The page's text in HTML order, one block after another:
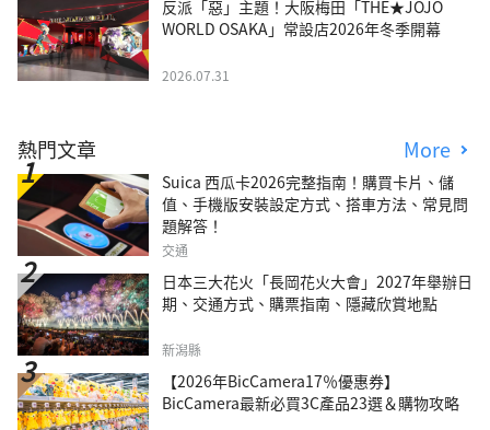
反派「惡」主題！大阪梅田「THE★JOJO
WORLD OSAKA」常設店2026年冬季開幕
2026.07.31
熱門文章 More
Suica 西瓜卡2026完整指南！購買卡片、儲
值、手機版安裝設定方式、搭車方法、常見問
題解答！
交通
日本三大花火「長岡花火大會」2027年舉辦日
期、交通方式、購票指南、隱藏欣賞地點
新潟縣
【2026年BicCamera17％優惠券】
BicCamera最新必買3C產品23選＆購物攻略